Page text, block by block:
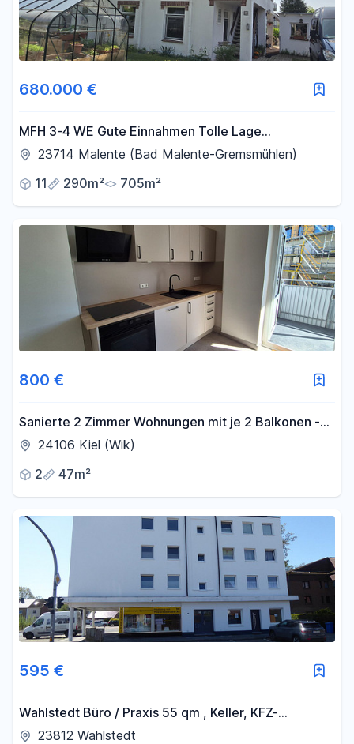
680.000 €
MFH 3-4 WE Gute Einnahmen Tolle Lage
Modernisiert von privat
23714 Malente (Bad Malente-Gremsmühlen)
11
290m² 705m²
800 €
Sanierte 2 Zimmer Wohnungen mit je 2 Balkonen -
Erstbezug nach Sanierung
24106 Kiel (Wik)
2
47m²
595 €
Wahlstedt Büro / Praxis 55 qm , Keller, KFZ-
Parkplätze z.Z. Kosmetikstudio Neumünster. 19
23812 Wahlstedt